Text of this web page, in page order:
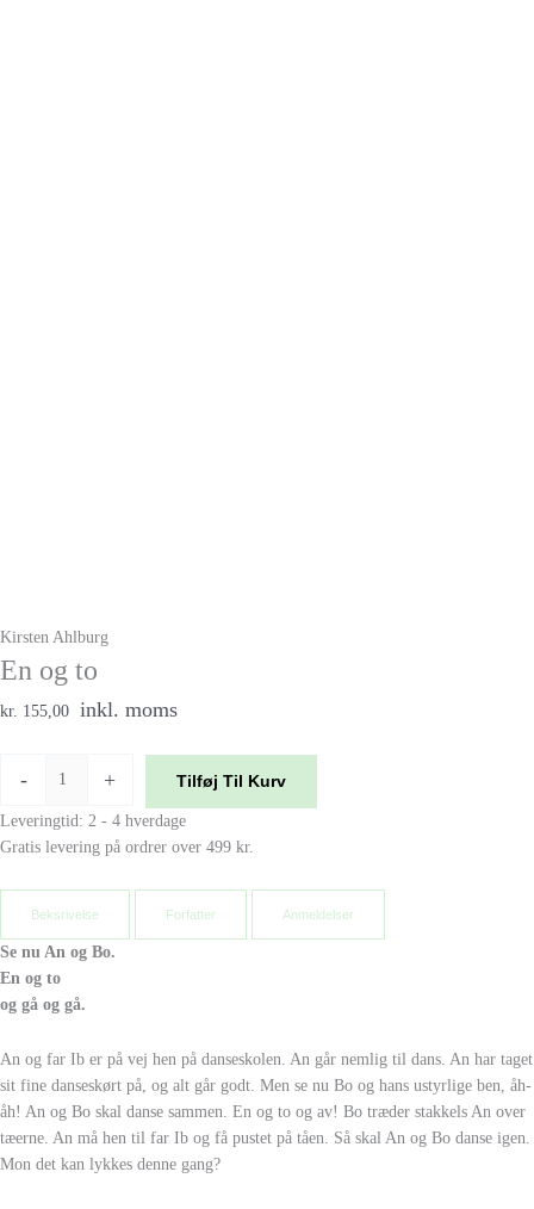
Kirsten Ahlburg
En og to
kr. 155,00 inkl. moms
- + Tilføj Til Kurv
Leveringtid: 2 - 4 hverdage
Gratis levering på ordrer over 499 kr.
Beksrivelse Forfatter Anmeldelser
Se nu An og Bo.
En og to
og gå og gå.
An og far Ib er på vej hen på danseskolen. An går nemlig til dans. An har taget
sit fine danseskørt på, og alt går godt. Men se nu Bo og hans ustyrlige ben, åh-
åh! An og Bo skal danse sammen. En og to og av! Bo træder stakkels An over
tæerne. An må hen til far Ib og få pustet på tåen. Så skal An og Bo danse igen.
Mon det kan lykkes denne gang?